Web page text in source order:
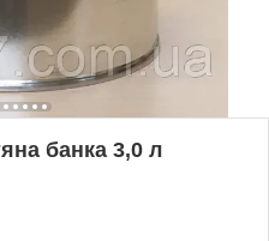
банка 3,0 л